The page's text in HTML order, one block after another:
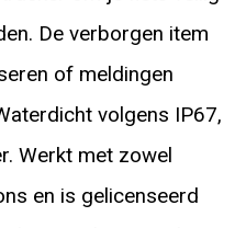
De verborgen item
of meldingen
volgens IP67,
Werkt met zowel
en is gelicenseerd